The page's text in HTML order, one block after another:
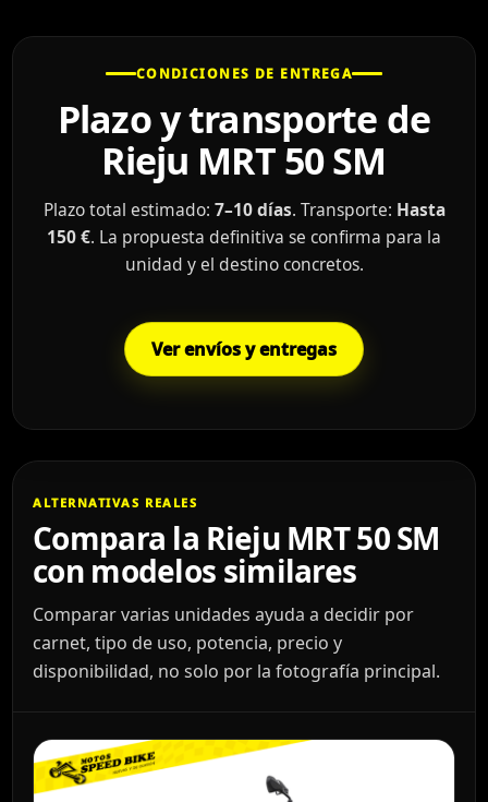
CONDICIONES DE ENTREGA
Plazo y transporte de
Rieju MRT 50 SM
Plazo total estimado: 7–10 días. Transporte: Hasta
150 €. La propuesta definitiva se confirma para la
unidad y el destino concretos.
Ver envíos y entregas
ALTERNATIVAS REALES
Compara la Rieju MRT 50 SM
con modelos similares
Comparar varias unidades ayuda a decidir por
carnet, tipo de uso, potencia, precio y
disponibilidad, no solo por la fotografía principal.